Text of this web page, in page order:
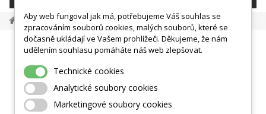
Školní Tělocvik Kladina Dřevěná Nízká - Různé Délky
Aby web fungoval jak má, potřebujeme Váš souhlas se
zpracováním souborů cookies, malých souborů, které se
dočasně ukládají ve Vašem prohlížeči. Děkujeme, že nám
udělením souhlasu pomáháte náš web zlepšovat.
Technické cookies
Analytické soubory cookies
Marketingové soubory cookies